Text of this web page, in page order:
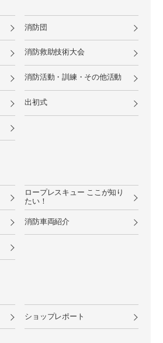
消防団
消防救助技術大会
消防活動・訓練・その他活動
出初式
ロープレスキュー ここが知り
たい！
消防車両紹介
ショップレポート